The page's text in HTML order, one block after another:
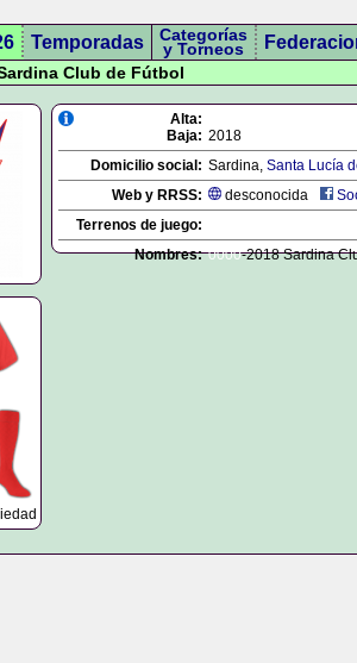
Temporadas Categorías
y Torneos
Club de Fútbol
Alta:
Baja: 2018
Domicilio social: Sardina, Santa Lucía
Web y RRSS:
desconocida
Terrenos de juego:
Nombres: 0000-2018 Sardina